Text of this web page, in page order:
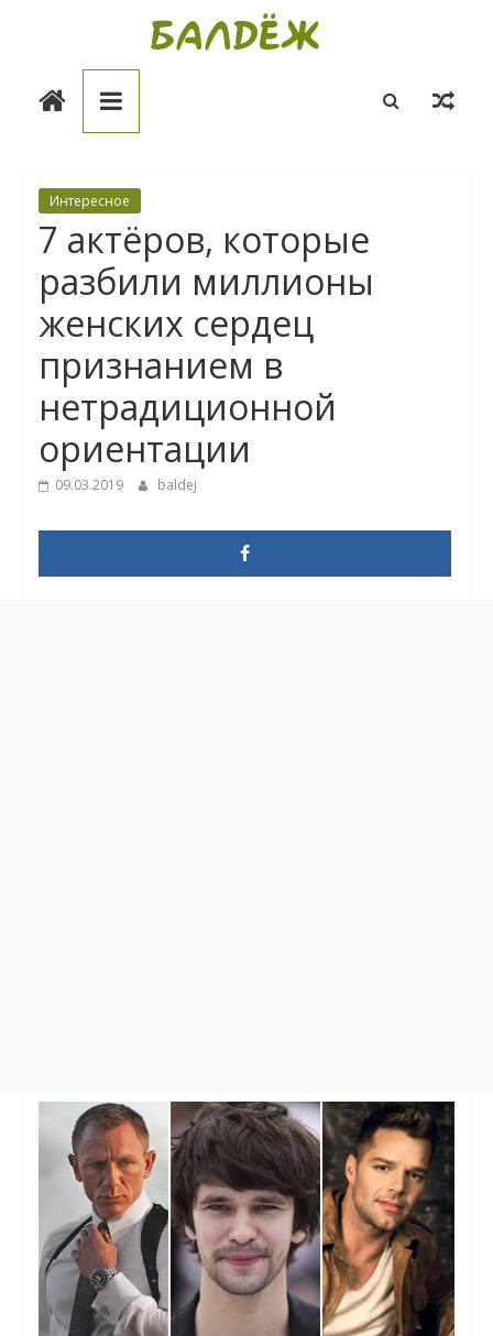
Балдёж
Интересное
7 актёров, которые
разбили миллионы
женских сердец
признанием в
нетрадиционной
ориентации
09.03.2019 baldej